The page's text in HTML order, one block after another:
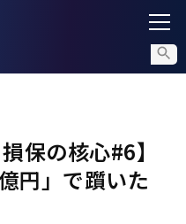
報
ス調査
保の核心#6】
円」で躓いた